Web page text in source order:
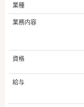
業種
業務内容
資格
給与